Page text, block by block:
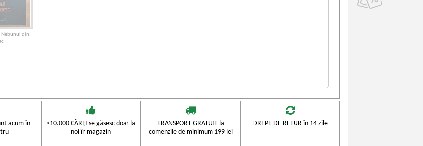
Nebunul din
acum în
>10.000 CĂRŢI se găsesc doar la
noi în magazin
TRANSPORT GRATUIT la
comenzile de minimum 199 lei
DREPT DE RETUR în 14 zile